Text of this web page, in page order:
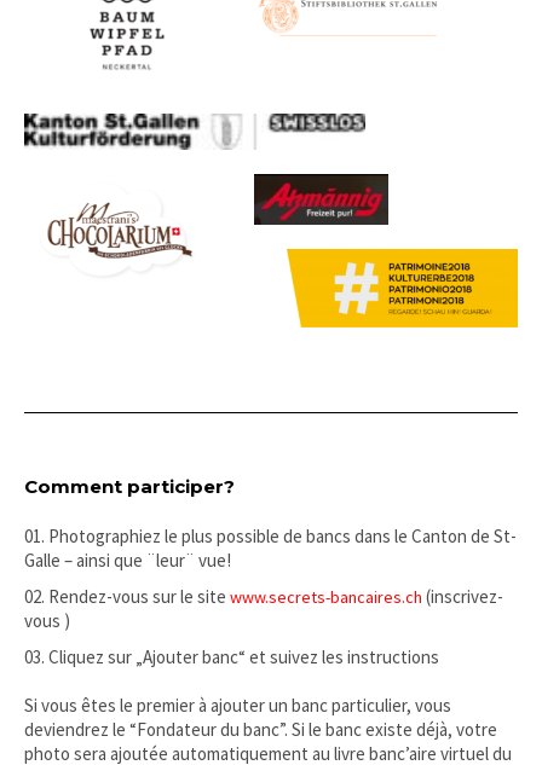
Comment participer?
Photographiez le plus possible de bancs dans le Canton de St-
Galle – ainsi que ¨leur¨ vue!
Rendez-vous sur le sitewww.secrets-bancaires.ch (inscrivez-
vous )
Cliquez sur „Ajouter banc“ et suivez les instructions
Si vous êtes le premier à ajouter un banc particulier, vous
deviendrez le “Fondateur du banc”. Si le banc existe déjà, votre
photo sera ajoutée automatiquement au livre banc’aire virtuel du